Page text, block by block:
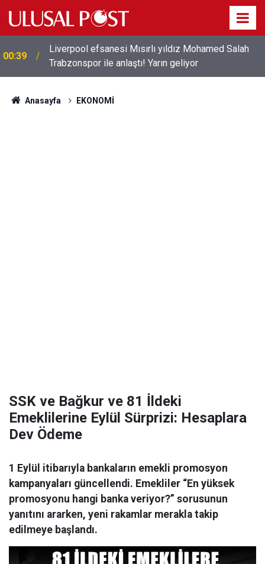
00:39
Liverpool efsanesi Mısırlı yıldız Mohamed Salah
Trabzonspor ile anlaştı! Yarın geliyor
Anasayfa EKONOMİ
SSK ve Bağkur ve 81 İldeki
Emeklilerine Eylül Sürprizi: Hesaplara
Dev Ödeme
1 Eylül itibarıyla bankaların emekli promosyon
kampanyaları güncellendi. Emekliler “En yüksek
promosyonu hangi banka veriyor?” sorusunun
yanıtını ararken, yeni rakamlar merakla takip
edilmeye başlandı.